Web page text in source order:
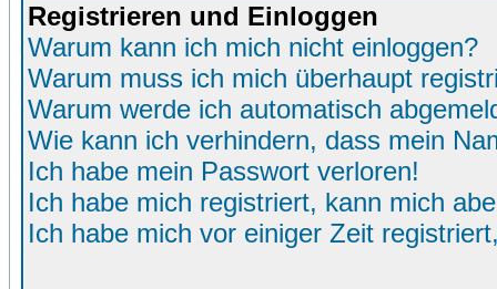
Registrieren und Einloggen
Warum kann ich mich nicht einloggen?
Warum muss ich mich überhaupt
Warum werde ich automatisch
Wie kann ich verhindern, dass mein
Ich habe mein Passwort verloren!
Ich habe mich registriert, kann mich
Ich habe mich vor einiger Zeit